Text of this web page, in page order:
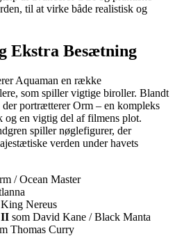
til at virke både realistisk og
Ekstra Besætning
Aquaman en række
som spiller vigtige biroller. Blandt
portrætterer Orm – en kompleks
og en vigtig del af filmens plot.
spiller nøglefigurer, der
verden under havets
/ Ocean Master
Nereus
II som David Kane / Black Manta
Thomas Curry